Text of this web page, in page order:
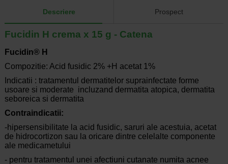
Descriere Prospect
Fucidin H crema x 15 g - Catena
Fucidin® H
Compozitie: Acid fusidic 2% +H acetat 1%
Indicatii : tratamentul dermatitelor suprainfectate forme
usoare si moderate incluzand dermatita atopica, dermatita
seboreica si dermatita
Contraindicatii:
-hipersensibilitate la acid fusidic, saruri ale acestuia, acetat
de hidrocortizon sau la oricare dintre celelalte componente
ale medicametului
- pentru tratamentul unei afectiuni cutanate numita acnee